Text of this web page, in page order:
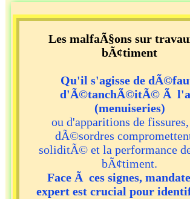
Les malfaÃ§ons sur
bÃ¢timent
Qu'il s'agisse de
d'Ã©tanchÃ©itÃ© Ã
(menuiseries)
ou d'apparitions de fissures,
dÃ©sordres
soliditÃ© et la performance
bÃ¢timent.
Face Ã ces signes,
expert est crucial pour